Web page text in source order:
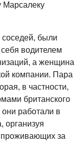
Марсалеку
были
водителем
а женщина
компании. Пара
в частности,
британского
они работали в
организуя
проживающих за